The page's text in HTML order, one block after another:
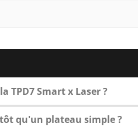
TPD7 Smart x Laser ?
qu'un plateau simple ?